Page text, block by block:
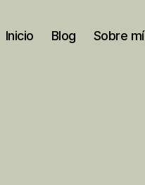
Inicio Blog Sobre mí